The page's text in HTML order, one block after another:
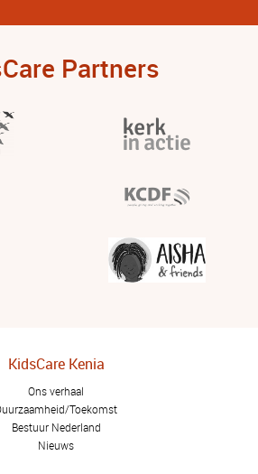
Partners
KidsCare Kenia
Ons verhaal
Toekomst
Bestuur Nederland
Nieuws